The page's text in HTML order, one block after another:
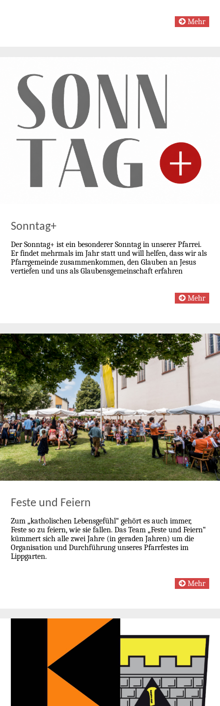
Mehr
Sonntag+
Der Sonntag+ ist ein besonderer Sonntag in unserer Pfarrei.
Er findet mehrmals im Jahr statt und will helfen, dass wir als
Pfarrgemeinde zusammenkommen, den Glauben an Jesus
vertiefen und uns als Glaubensgemeinschaft erfahren
Mehr
Feste und Feiern
Zum „katholischen Lebensgefühl“ gehört es auch immer,
Feste so zu feiern, wie sie fallen. Das Team „Feste und Feiern“
kümmert sich alle zwei Jahre (in geraden Jahren) um die
Organisation und Durchführung unseres Pfarrfestes im
Lippgarten.
Mehr